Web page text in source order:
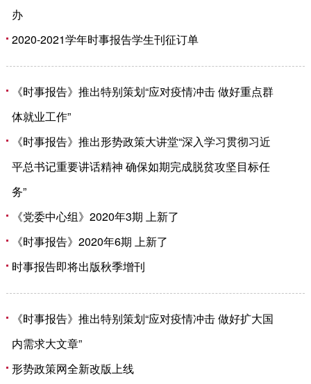
办
2020-2021学年时事报告学生刊征订单
《时事报告》推出特别策划“应对疫情冲击 做好重点群
体就业工作”
《时事报告》推出形势政策大讲堂“深入学习贯彻习近
平总书记重要讲话精神 确保如期完成脱贫攻坚目标任
务”
《党委中心组》2020年3期 上新了
《时事报告》2020年6期 上新了
时事报告即将出版秋季增刊
《时事报告》推出特别策划“应对疫情冲击 做好扩大国
内需求大文章”
形势政策网全新改版上线